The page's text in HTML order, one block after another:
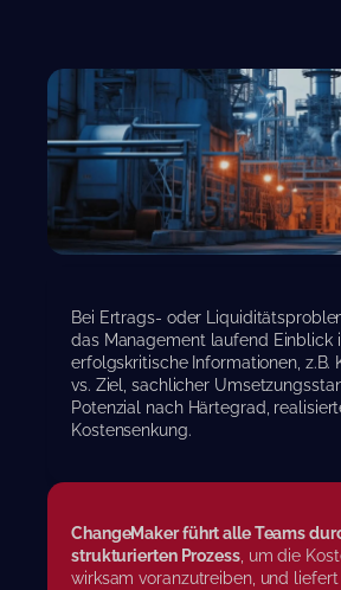
Bei Ertrags- oder
das Management laufend Einblick
erfolgskritische Informationen, z.B.
vs. Ziel, sachlicher
Potenzial nach Härtegrad,
Kostensenkung.
ChangeMaker führt alle Teams
strukturierten Prozess, um die
wirksam voranzutreiben, und